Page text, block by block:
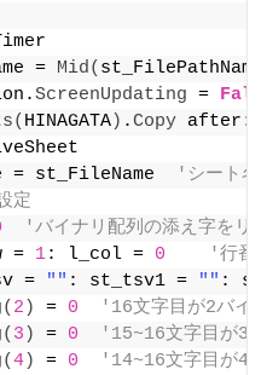
=
Mid(
ScreenUpdating =
( HINAGATA) .Copy after:=
= st_FileName
'シート名
定
'バイナリ配列の添え字をリ
=
1: l_col = 0
'行番
=
"" : st_tsv1 = "" :
( 2 ) = 0
'16文字目が2バイ
( 3 ) = 0
'15~16文字目が3
(4) = 0
'14~16文字目が4